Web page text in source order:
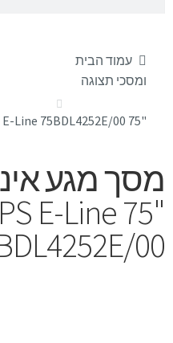
עמוד הבית
ומסכי תצוגה
"75 PHILIPS E-Line 75BDL4252E/00
מסך מגע
E-Line
00